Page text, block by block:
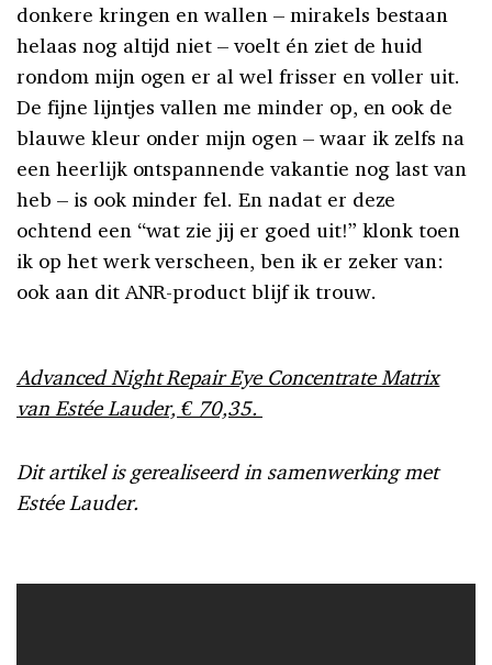
donkere kringen en wallen – mirakels bestaan
helaas nog altijd niet – voelt én ziet de huid
rondom mijn ogen er al wel frisser en voller uit.
De fijne lijntjes vallen me minder op, en ook de
blauwe kleur onder mijn ogen – waar ik zelfs na
een heerlijk ontspannende vakantie nog last van
heb – is ook minder fel. En nadat er deze
ochtend een “wat zie jij er goed uit!” klonk toen
ik op het werk verscheen, ben ik er zeker van:
ook aan dit ANR-product blijf ik trouw.
Advanced Night Repair Eye Concentrate Matrix
van Estée Lauder, € 70,35.
Dit artikel is gerealiseerd in samenwerking met
Estée Lauder.